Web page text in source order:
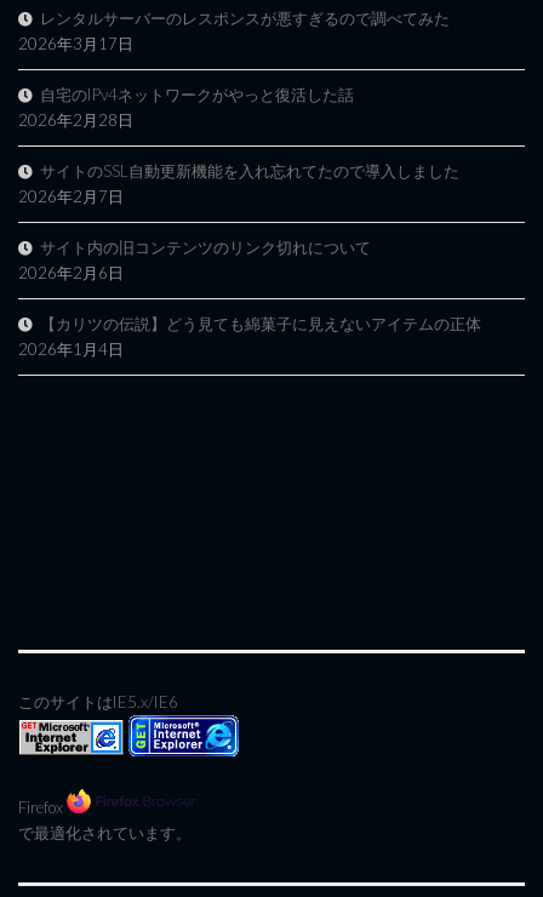
レンタルサーバーのレスポンスが悪すぎるので調べてみた
2026年3月17日
自宅のIPv4ネットワークがやっと復活した話
2026年2月28日
サイトのSSL自動更新機能を入れ忘れてたので導入しました
2026年2月7日
サイト内の旧コンテンツのリンク切れについて
2026年2月6日
【カリツの伝説】どう見ても綿菓子に見えないアイテムの正体
2026年1月4日
このサイトはIE5.x/IE6
Firefox
で最適化されています。